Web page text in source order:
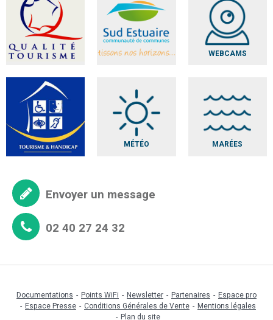
WEBCAMS
MÉTÉO MARÉES
Envoyer un message
02 40 27 24 32
Documentations Points WiFi Newsletter Partenaires
Espace pro
Espace Presse
Conditions Générales de Vente
Mentions légales
Plan du site